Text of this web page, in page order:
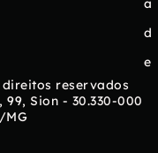
a
d
e
direitos reservados
Sion - 30.330-000
MG